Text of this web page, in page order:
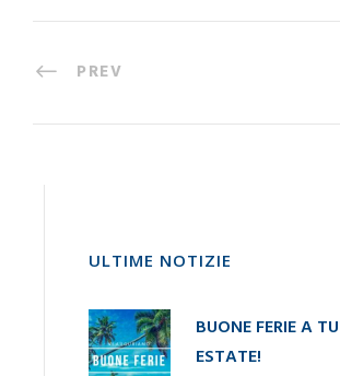
PREV
ULTIME NOTIZIE
BUONE FERIE A
ESTATE!